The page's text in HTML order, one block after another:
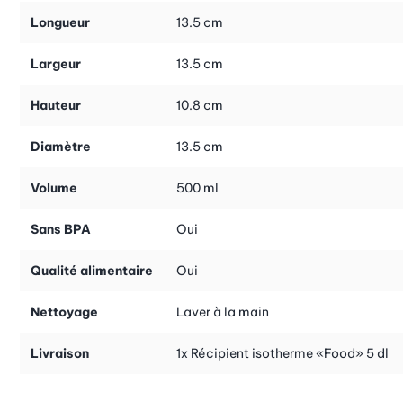
Longueur 13.5 cm
Largeur 13.5 cm
Hauteur 10.8 cm
Diamètre 13.5 cm
Volume 500 ml
Sans BPA Oui
Qualité alimentaire Oui
Nettoyage Laver à la main
Livraison 1x Récipient isotherme «Food» 5 dl